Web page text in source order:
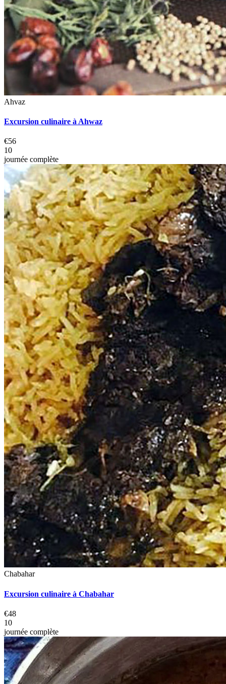
Ahvaz
Excursion culinaire à Ahwaz
€56
10
journée complète
Chabahar
Excursion culinaire à Chabahar
€48
10
journée complète